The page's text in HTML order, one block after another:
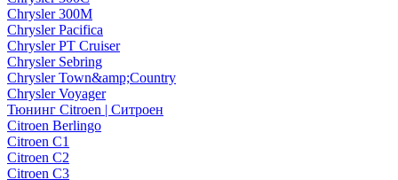
Chrysler 300M
Chrysler Pacifica
Chrysler PT Cruiser
Chrysler Sebring
Chrysler Town&amp;Country
Chrysler Voyager
Тюнинг Citroen | Ситроен
Citroen Berlingo
Citroen C1
Citroen C2
Citroen C3